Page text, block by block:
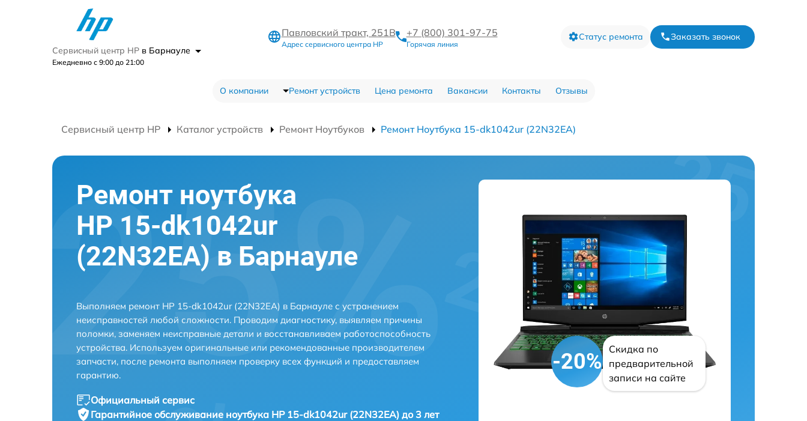
Сервисный центр HP в Барнауле
Ежедневно с 9:00 до 21:00
Павловский тракт, 251В
Адрес сервисного центра HP
+7 (800) 301-97-75
Горячая линия
Статус ремонта Заказать звонок
О компании Ремонт устройств Цена ремонта Вакансии Контакты Отзывы
Сервисный центр HP Каталог устройств Ремонт Ноутбуков Ремонт Ноутбука 15-dk1042ur (22N32EA)
Ремонт ноутбука
HP 15-dk1042ur
(22N32EA) в Барнауле
Выполняем ремонт HP 15-dk1042ur (22N32EA) в Барнауле с устранением
неисправностей любой сложности. Проводим диагностику, выявляем причины
поломки, заменяем неисправные детали и восстанавливаем работоспособность
устройства. Используем оригинальные или рекомендованные производителем
запчасти, после ремонта выполняем проверку всех функций и предоставляем
гарантию.
Официальный сервис
Гарантийное обслуживание ноутбука HP 15-dk1042ur (22N32EA) до 3 лет
-20%
Скидка по
предварительной
записи на сайте